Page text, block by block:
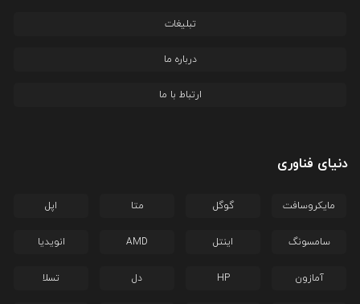
تبلیغات
درباره ما
ارتباط با ما
دنیای فناوری
مایکروسافت گوگل متا اپل
سامسونگ اینتل AMD انویدیا
آمازون HP دل تسلا